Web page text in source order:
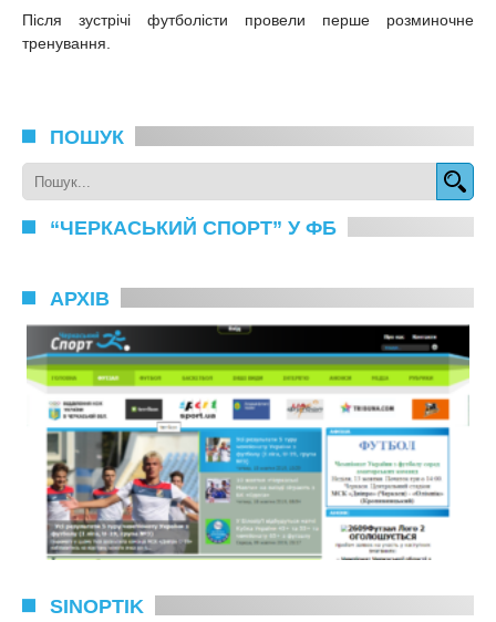
Після зустрічі футболісти провели перше розминочне
тренування.
ПОШУК
“ЧЕРКАСЬКИЙ СПОРТ” У ФБ
АРХІВ
SINOPTIK